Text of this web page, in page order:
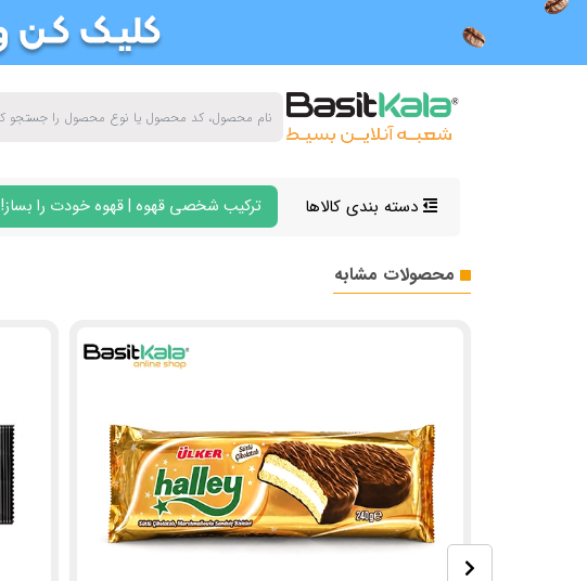
دسته بندی کالاها ترکیب شخصی قهوه | قهوه خودت را بساز!
محصولات مشابه